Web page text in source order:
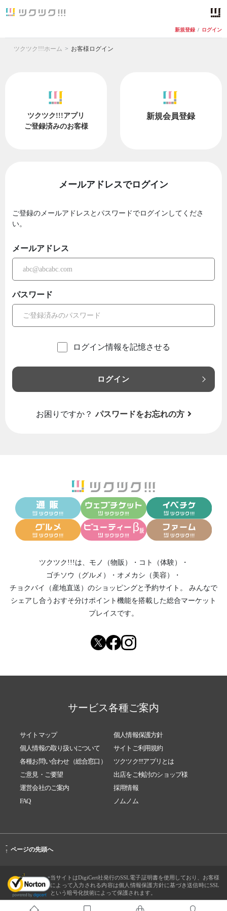
新規登録 / ログイン
ツクツク!!!ホーム お客様ログイン
ツクツク!!!アプリ
ご登録済みのお客様
新規会員登録
メールアドレスでログイン
ご登録のメールアドレスとパスワードでログインしてくださ
い。
メールアドレス
パスワード
ログイン情報を記憶させる
ログイン
お困りですか？ パスワードをお忘れの方
ツクツク!!!は、 モノ（物販） ・ コト（体験）
・
ゴチソウ（グルメ）
・ オメカシ（美容）
・
チョクバイ（産地直送） のショッピングと予約サイト。
みんなで
シェアし合う おすそ分けポイント機能を搭載した総合マーケット
プレイスです。
サービス各種ご案内
サイトマップ
個人情報保護方針
個人情報の取り扱いについて
サイトご利用規約
各種お問い合わせ（総合窓口）
ツクツク!!!アプリとは
ご意見・ご要望
出店をご検討のショップ様
運営会社のご案内
採用情報
FAQ
ノムノム
-
↑ ページの先頭へ
当サイトはDigiCert社発行のSSL電子証明書を使用しており、お客様
によって入力される内容は個人情報保護方針に基づき送信時にSSL
という暗号化技術によって保護されます。